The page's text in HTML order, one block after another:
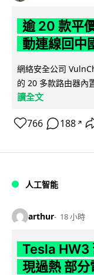
逾 20 款平
動連線回中
網絡安全公司
的 20 多款路由器內
讀全文
766 188 ↗
人工智能
arthur 18 小時
Tesla HW3
現過熱 部